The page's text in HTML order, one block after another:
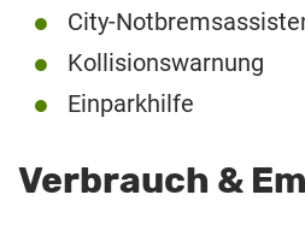
City-
Kollisionswarnung
Einparkhilfe
Verbrauch &